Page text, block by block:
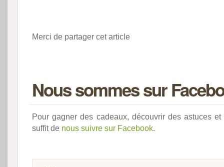
Merci de partager cet article
Nous sommes sur
Pour gagner des cadeaux, découvrir des astuces
suffit de nous suivre sur Facebook.